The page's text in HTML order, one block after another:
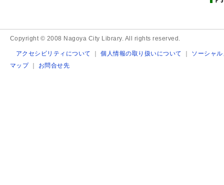
Copyright © 2008 Nagoya City Library. All rights reserved.
アクセシビリティについて ｜個人情報の取り扱いについて ｜ ソーシャ
マップ｜ お問合せ先